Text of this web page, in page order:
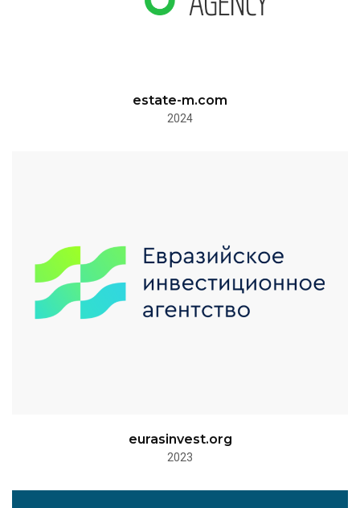
estate-m.com
2024
eurasinvest.org
2023